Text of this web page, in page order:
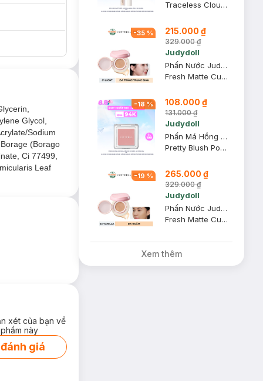
Glycol,
Sodium
(Borago
Ci 77499,
Leaf
xét của bạn về
này
giá
Traceless Cloud-Touch Concealer - 00 Fair
-35 % 215.000 ₫
329.000 ₫
Judydoll
Phấn Nước Judydoll Mịn Lì, Che Phủ Cao - 01 Light 12.5g
Fresh Matte Cushion
-18 % 108.000 ₫
131.000 ₫
Judydoll
Phấn Má Hồng Judydoll Mềm Mịn Tự Nhiên - 49 Hồng Dâu 2g
Pretty Blush Powder
-19 % 265.000 ₫
329.000 ₫
Judydoll
Phấn Nước Judydoll Mịn Lì, Che Phủ Cao - 02 Vanilla 12.5g
Fresh Matte Cushion
Xem thêm